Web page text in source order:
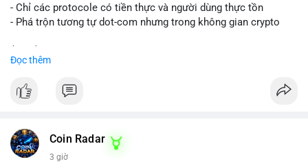
- Chỉ các protocole có tiền thực và người dùng thực tồn
- Phá trộn tương tự dot-com nhưng trong không gian crypto
Đọc thêm
Coin Radar
3 giờ